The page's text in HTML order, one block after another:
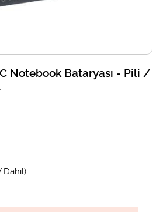
Notebook Bataryası - Pili /
Dahil)